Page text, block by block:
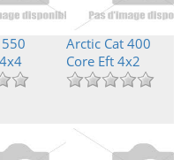
Arctic Cat 400
Core Eft 4x2